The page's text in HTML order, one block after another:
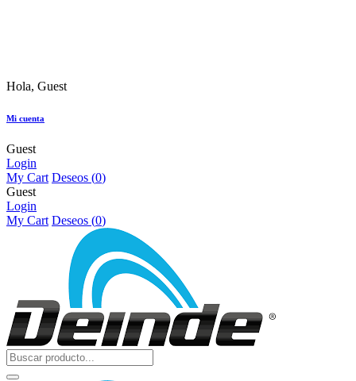
Hola, Guest
Mi cuenta
Guest
Login
My Cart Deseos (0)
Guest
Login
My Cart Deseos (0)